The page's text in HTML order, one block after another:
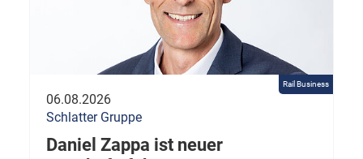
Rail Business
06.08.2026
Schlatter Gruppe
Daniel Zappa ist neuer